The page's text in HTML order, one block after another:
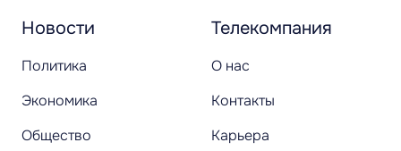
Новости
Политика
Экономика
Общество
Телекомпания
О нас
Контакты
Карьера